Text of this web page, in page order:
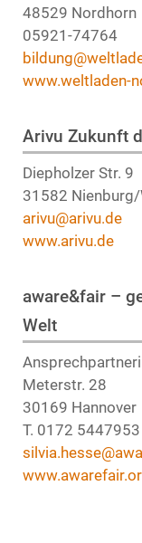
48529 Nordhorn
05921-74764
www.weltladen-
Arivu Zukunft
Diepholzer Str. 9
31582
arivu@arivu.de
www.arivu.de
aware&fair –
Welt
Meterstr. 28
30169 Hannover
T. 0172 5447953